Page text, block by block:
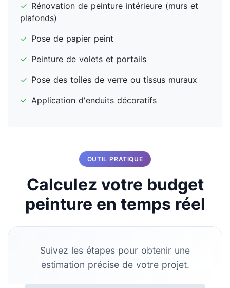
✓ Rénovation de peinture intérieure (murs et
plafonds)
✓ Pose de papier peint
✓ Peinture de volets et portails
✓ Pose des toiles de verre ou tissus muraux
✓ Application d'enduits décoratifs
OUTIL PRATIQUE
Calculez votre budget
peinture en temps réel
Suivez les étapes pour obtenir une
estimation précise de votre projet.